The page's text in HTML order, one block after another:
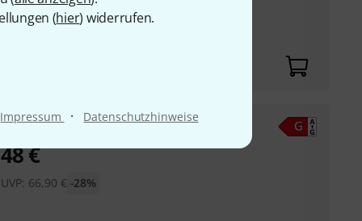
(hier) widerrufen.
Impressum · Datenschutzhinweise
48€
UVP: 66,90 € -28%